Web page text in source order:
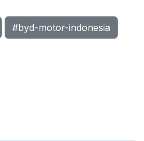
#byd-motor-indonesia